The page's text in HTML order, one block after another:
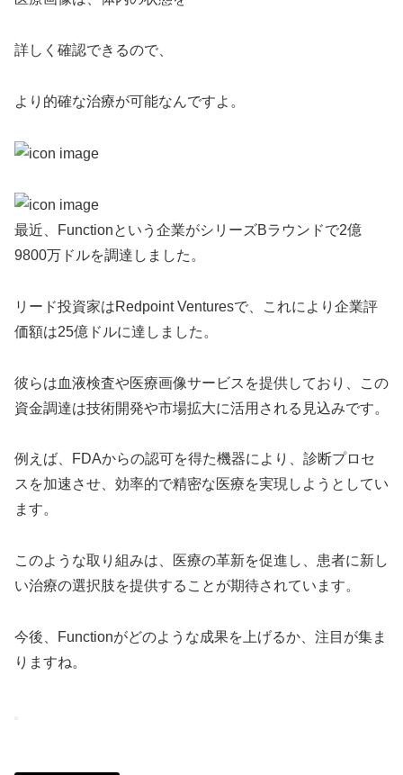
詳しく確認できるので、
より的確な治療が可能なんですよ。
最近、Functionという企業がシリーズBラウンドで2億
9800万ドルを調達しました。
リード投資家はRedpoint Venturesで、これにより企業評
価額は25億ドルに達しました。
彼らは血液検査や医療画像サービスを提供しており、この
資金調達は技術開発や市場拡大に活用される見込みです。
例えば、FDAからの認可を得た機器により、診断プロセ
スを加速させ、効率的で精密な医療を実現しようとしてい
ます。
このような取り組みは、医療の革新を促進し、患者に新し
い治療の選択肢を提供することが期待されています。
今後、Functionがどのような成果を上げるか、注目が集ま
りますね。